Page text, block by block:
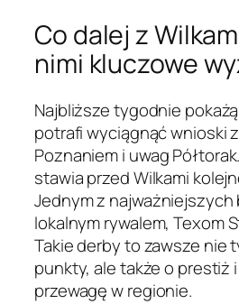
Co dalej z
nimi kluczowe
Najbliższe tygodnie
potrafi wyciągnąć wnioski
Poznaniem i uwag
stawia przed Wilkami
Jednym z najważniejszych
lokalnym rywalem, Texom
Takie derby to zawsze nie
punkty, ale także o prestiż
przewagę w regionie.